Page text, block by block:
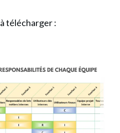
télécharger :